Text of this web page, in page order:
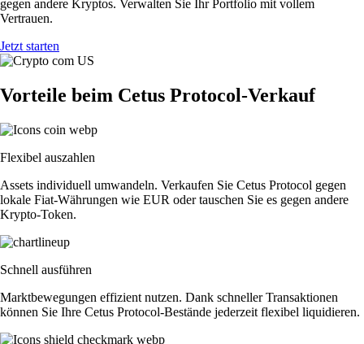
gegen andere Kryptos. Verwalten Sie Ihr Portfolio mit vollem
Vertrauen.
Jetzt starten
Vorteile beim Cetus Protocol-Verkauf
Flexibel auszahlen
Assets individuell umwandeln. Verkaufen Sie Cetus Protocol gegen
lokale Fiat-Währungen wie EUR oder tauschen Sie es gegen andere
Krypto-Token.
Schnell ausführen
Marktbewegungen effizient nutzen. Dank schneller Transaktionen
können Sie Ihre Cetus Protocol-Bestände jederzeit flexibel liquidieren.